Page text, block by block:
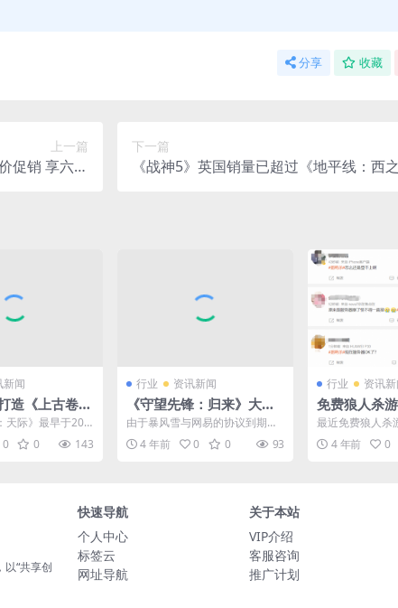
分享 收藏
上一篇
促销 享六折
下一篇
《战神5》英国销量已超过《地平线：西
新闻
造《上古卷轴
景美如画
天际》最早于201
售，不知不觉已
...
0 0 143
行业 资讯新闻
《守望先锋：归来》大量
账号被封 称亚服游玩需谨
慎
由于暴风雪与网易的协议到期，
《守望先锋：归来》国服在明年1
月就要关服了，但还有不...
4 年前 0 0 93
行业 资讯
免费狼人杀
杀》服务器
火爆
最近免费狼人杀
（Goose
火爆，之前游...
4 年前 0
“共享创
快速导航
个人中心
标签云
网址导航
关于本站
VIP介绍
客服咨询
推广计划